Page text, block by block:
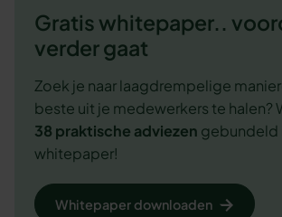
Gratis whitepaper..
verder gaat
Zoek je naar laagdrempelige
beste uit je medewerkers te halen?
38 praktische adviezen gebundeld
whitepaper!
Whitepaper downloaden